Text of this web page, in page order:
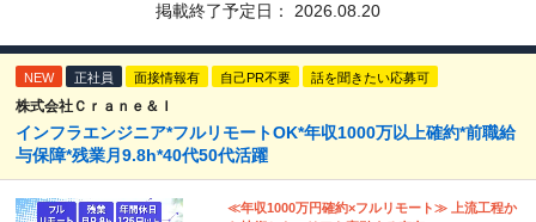
掲載終了予定日： 2026.08.20
NEW 正社員 面接情報有 自己PR不要 話を聞きたい応募可
株式会社Ｃｒａｎｅ＆Ｉ
インフラエンジニア*フルリモートOK*年収1000万以上確約*前職給
与保障*残業月9.8h*40代50代活躍
≪年収1000万円確約×フルリモート≫ 上流工程か